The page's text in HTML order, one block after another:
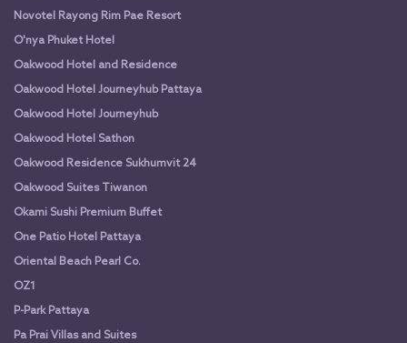
Novotel Rayong Rim Pae Resort
O'nya Phuket Hotel
Oakwood Hotel and Residence
Oakwood Hotel Journeyhub Pattaya
Oakwood Hotel Journeyhub
Oakwood Hotel Sathon
Oakwood Residence Sukhumvit 24
Oakwood Suites Tiwanon
Okami Sushi Premium Buffet
One Patio Hotel Pattaya
Oriental Beach Pearl Co.
OZ1
P-Park Pattaya
Pa Prai Villas and Suites